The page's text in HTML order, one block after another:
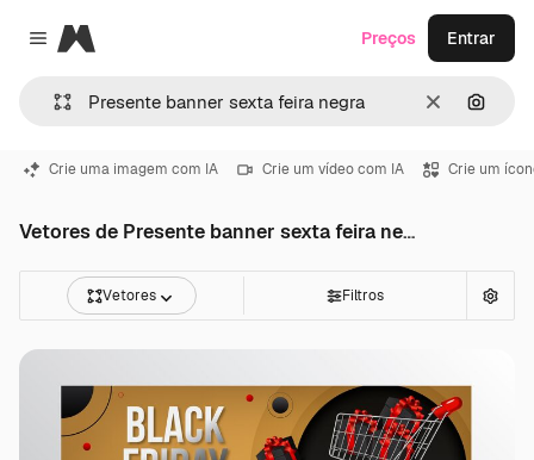
Close menu
Magnific
Limpar
Preços Entrar
Crie uma imagem com IA Crie um vídeo com IA Crie um
Vetores de Presente banner sexta feira negra
Vetores Filtros